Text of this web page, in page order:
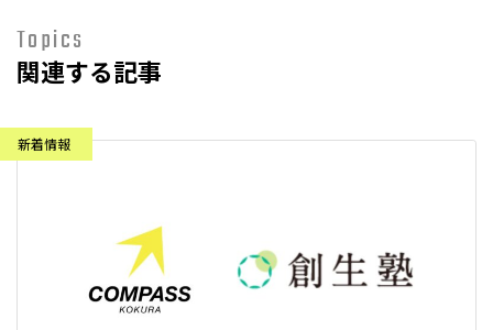
Topics
関連する記事